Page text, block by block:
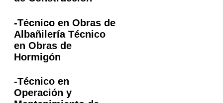
-Técnico en Obras de
Albañilería Técnico
en Obras de
Hormigón
-Técnico en
Operación y